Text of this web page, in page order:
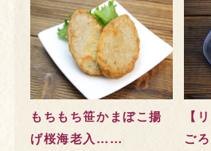
もちもち笹かまぼこ揚
げ桜海老入……
【
ご